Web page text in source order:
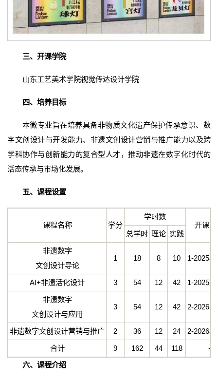
三、开课学院
山东工艺美术学院视觉传达设计学院
四、培养目标
本微专业旨在培养具备非物质文化遗产保护传承意识、数
字文创设计与开发能力、非遗文创设计营销与推广能力以及跨
学科协作与创新能力的复合型人才，推动非遗在数字化时代的
活态传承与市场化发展。
五、课程设置
课程名称 学分
学时数
开课学
总学时 理论 实践
非遗数字
文创设计导论
1 18 8 10 1-2025
AI+非遗活化设计 3 54 12 42 1-2025
非遗数字
文创设计与应用
3 54 12 42 2-2026
非遗数字文创设计营销与推广 2 36 12 24 2-2026
合计 9 162 44 118
-
六、课程介绍